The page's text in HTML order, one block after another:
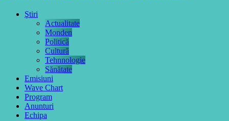
Ştiri
Actualitate
Monden
Politică
Cultură
Tehnnologie
Sănătate
Emisiuni
Wave Chart
Program
Anunturi
Echipa